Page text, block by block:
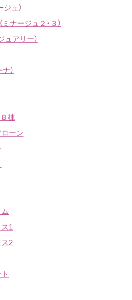
ュ）
ナージュ２・３）
ュアリー）
）
棟
ーン
1
2